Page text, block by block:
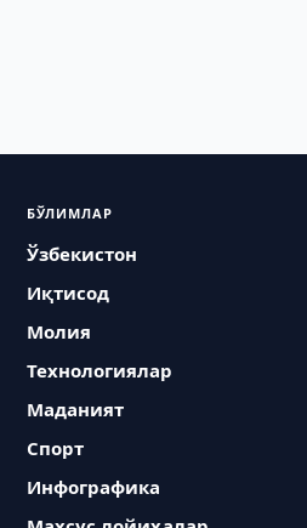
БЎЛИМЛАР
Ўзбекистон
Иқтисод
Молия
Технологиялар
Маданият
Спорт
Инфографика